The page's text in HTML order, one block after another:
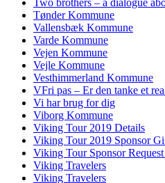
Tønder Kommune
Vallensbæk Kommune
Varde Kommune
Vejen Kommune
Vejle Kommune
Vesthimmerland Kommune
VFri pas – Er den tanke et
Vi har brug for dig
Viborg Kommune
Viking Tour 2019 Details
Viking Tour 2019 Sponsor
Viking Tour Sponsor
Viking Travelers
Viking Travelers